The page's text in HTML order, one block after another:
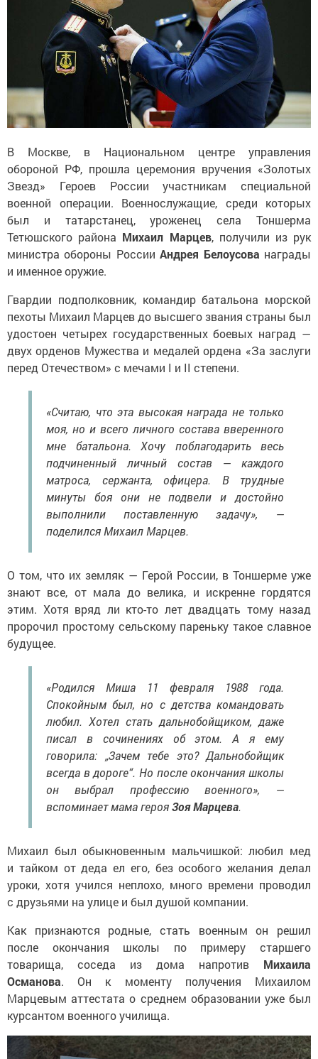
обороной РФ, прошла церемония вручения «Золотых
Звезд» Героев России участникам специальной
военной операции. Военнослужащие, среди которых
был и татарстанец, уроженец села Тоншерма
Тетюшского районаМихаил Марцев
, получили из рук
министра обороны РоссииАндрея Белоусованаграды
и именное оружие.
пехоты Михаил Марцев до высшего звания страны был
удостоен четырех государственных боевых наград —
двух орденов Мужества и медалей ордена «За заслуги
перед Отечеством» с мечами I и II степени.
моя, но и всего личного состава вверенного
мне батальона. Хочу поблагодарить весь
подчиненный личный состав — каждого
матроса, сержанта, офицера. В трудные
минуты боя они не подвели и достойно
выполнили поставленную задачу», —
поделился Михаил Марцев.
знают все, от мала до велика, и искренне гордятся
этим. Хотя вряд ли кто-то лет двадцать тому назад
пророчил простому сельскому пареньку такое славное
будущее.
Спокойным был, но с детства командовать
любил. Хотел стать дальнобойщиком, даже
писал в сочинениях об этом. А я ему
говорила: „Зачем тебе это? Дальнобойщик
всегда в дороге“. Но после окончания школы
он выбрал профессию военного», —
вспоминает мама герояЗоя Марцева.
и тайком от деда ел его, без особого желания делал
уроки, хотя учился неплохо, много времени проводил
с друзьями на улице и был душой компании.
после окончания школы по примеру старшего
товарища, соседа из дома напротивМихаила
Османова. Он к моменту получения Михаилом
Марцевым аттестата о среднем образовании уже был
курсантом военного училища.